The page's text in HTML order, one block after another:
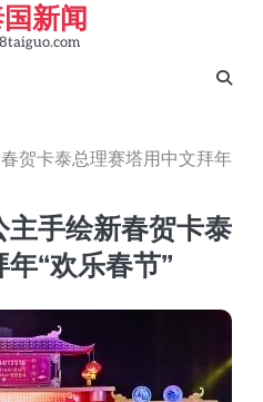
新闻
贺卡泰总理赛塔用中文拜年
手绘新春贺卡泰
“欢乐春节”